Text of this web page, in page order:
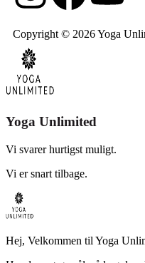
Copyright © 2026 Yoga
Yoga Unlimited
Vi svarer hurtigst muligt.
Vi er snart tilbage.
Hej, Velkommen til Yoga